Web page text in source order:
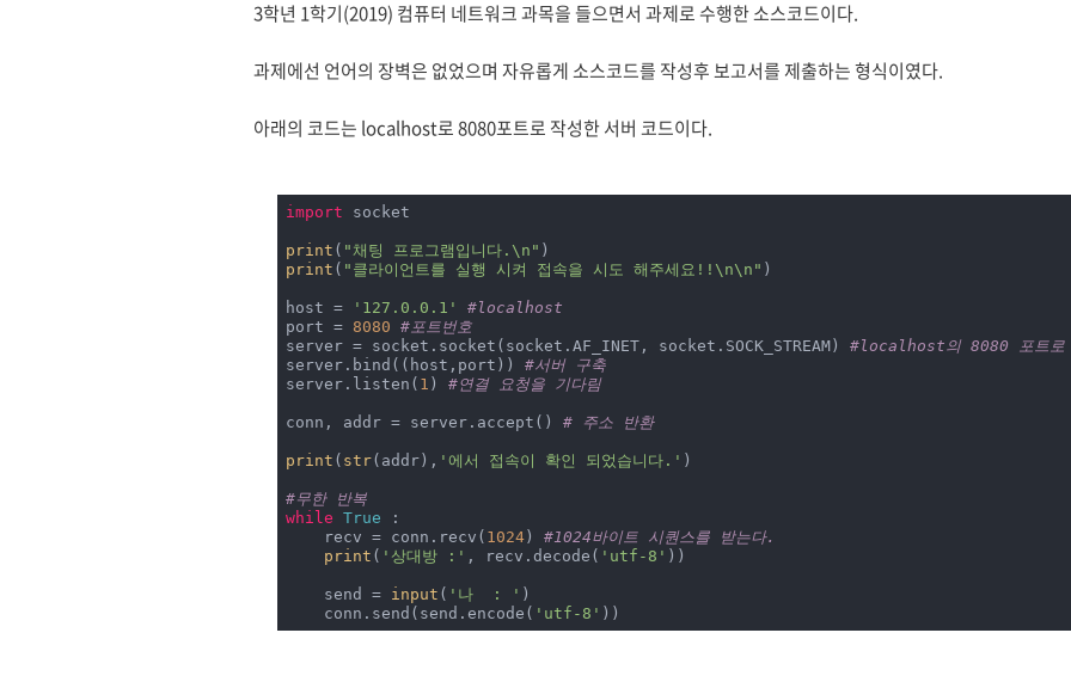
3학년 1학기(2019) 컴퓨터 네트워크 과목을 들으면서 과제로 수행한 소스코드이다.
과제에선 언어의 장벽은 없었으며 자유롭게 소스코드를 작성후 보고서를 제출하는 형식이였다.
아래의 코드는 localhost로 8080포트로 작성한 서버 코드이다.
import socket
print ( "채팅 프로그램입니다.\n"
print ( "클라이언트를 실행 시켜 접속을 시도 해주세요!!\n\n" )
host = '127.0.0.1'
#localhost
port = 8080 #포트번호
server = socket.socket(socket.AF_INET, socket.SOCK_STREAM) #localhost의 8080 포트로
server.bind((host,port)) #서버 구축
server.listen( 1 ) #연결 요청을 기다림
conn, addr = server.accept() # 주소 반환
print ( str(addr), '에서 접속이 확인 되었습니다.' )
#무한 반복
while True :
    recv = conn.recv(
1024) #1024바이트 시퀀스를 받는다.
print ( '상대방 :' , recv.decode( 'utf-8' ))
    send =
input ( '나  : ' )
    conn.send(send.encode(
'utf-8' ))